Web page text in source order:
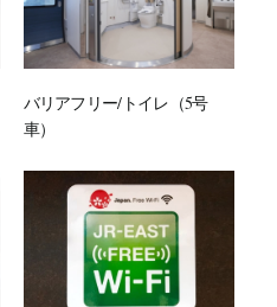
バリアフリー/トイレ（5号
車）